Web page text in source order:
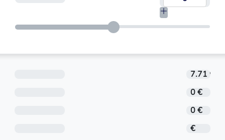
Aizdevuma procentu likme tiek noteikta
7.71 %
0 €
0 €
€